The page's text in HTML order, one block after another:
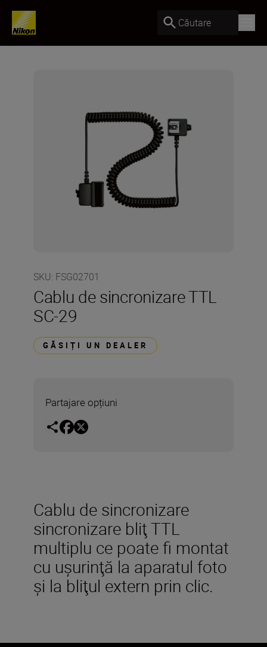
Căutare
SKU: FSG02701
Cablu de sincronizare TTL
SC-29
GĂSIȚI UN DEALER
Partajare opțiuni
Cablu de sincronizare
sincronizare bliţ TTL
multiplu ce poate fi montat
cu uşurinţă la aparatul foto
şi la bliţul extern prin clic.